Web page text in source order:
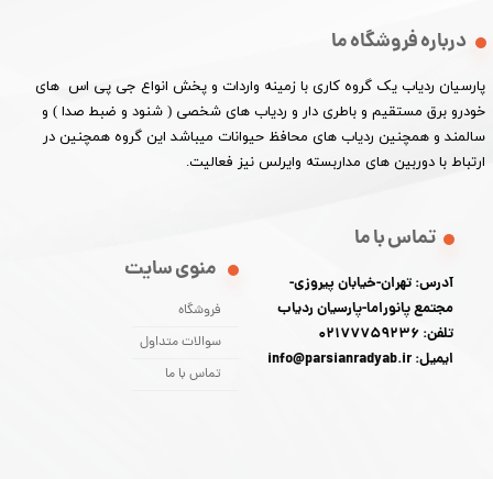
درباره فروشگاه ما
پارسیان ردیاب یک گروه کاری با زمینه واردات و پخش انواع جی پی اس های
خودرو برق مستقیم و باطری دار و ردیاب های شخصی ( شنود و ضبط صدا ) و
سالمند و همچنین ردیاب های محافظ حیوانات میباشد این گروه همچنین در
ارتباط با دوربین های مداربسته وایرلس نیز فعالیت.​​​​​​​
منوی سایت
فروشگاه
سوالات متداول
تماس با ما
تماس با ما
آدرس: تهران-خیابان پیروزی-
مجتمع پانوراما-پارسیان ردیاب
تلفن: 02177759236
ایمیل: info@parsianradyab.ir